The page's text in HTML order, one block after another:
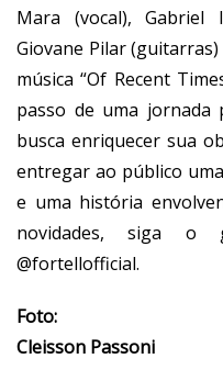
Mara (vocal),
Giovane Pilar
música “Of Recent
passo de uma
busca enriquecer sua
entregar ao público
e uma história
novidades, siga o
@fortellofficial.
Foto:
Cleisson Passoni